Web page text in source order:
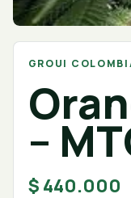
GROUI
–
$ 440.000